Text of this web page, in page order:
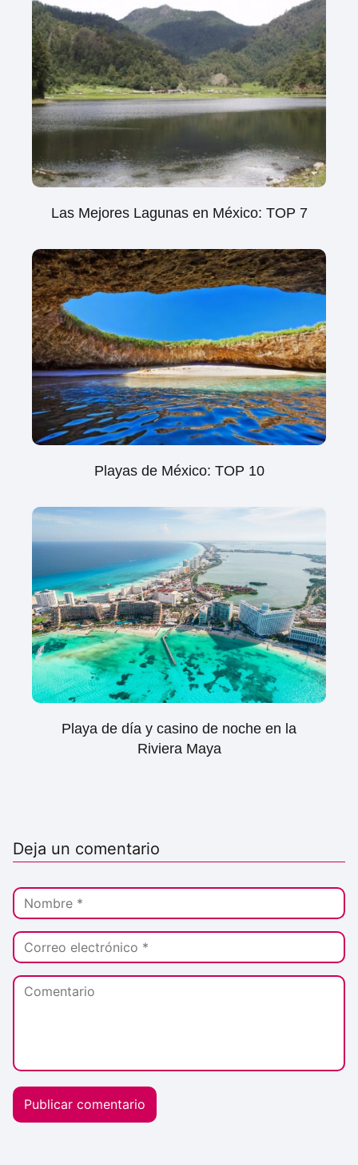
Las Mejores Lagunas en México: TOP 7
Playas de México: TOP 10
Playa de día y casino de noche en la
Riviera Maya
Deja un comentario